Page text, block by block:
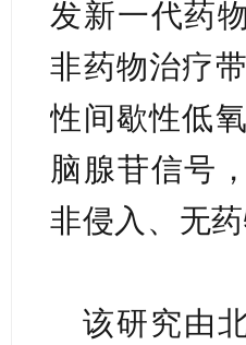
发新一代药
非药物治疗
性间歇性低
脑腺苷信号
非侵入、无
该研究由